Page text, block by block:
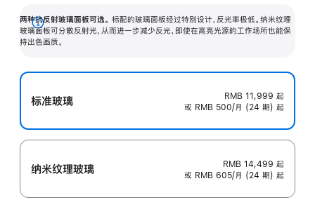
两种抗反射玻璃面板可选。 标配的玻璃面板经过特别设计，反光率极低。纳米纹理
玻璃面板可分散反射光，从而进一步减少反光，即使在高亮光源的工作场所也能保
持出色画质。
展
开
标准玻璃 RMB 11,999 起
或 RMB 500/月 (24 期) 起
纳米纹理玻璃 RMB 14,499 起
或 RMB 605/月 (24 期) 起